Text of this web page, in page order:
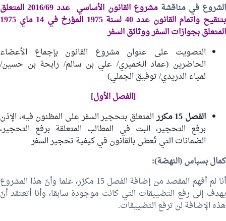
الشروع في مناقشة
مشروع القانون الأساسي عدد 2016/69 المتعلق
بتنقيح واتمام القانون عدد 40 لسنة 1975 المؤرخ في 14 ماي 1975
المتعلق بجوازات السفر ووثائق السفر
التصويت على عنوان مشروع القانون بإجماع الأعضاء
الحاضرين (عماد الخميري/ علي بن سالم/ رابحة بن حسين/
لمياء الدريدي/توفيق الجملي)
[الفصل الأول]
الفصل 15 مكرر
المتعلق بتحجير السفر على المظنون فيه، الإذن
برفع التحجير، البت في المطالب المتعلقة برفع التحجير،
الضمانات التي تُعطى بالقانون في كيفية تحجير السفر
كمال بسباس (النهضة):
أنا لم أفهم المقصد من إضافة الفصل 15 مكرّر، علما وأنّ هذا المشروع
يهدف إلى رفع التضييقات التي كانت موجودة سابقا، وأنا أتعتقد أنّ
هذه الإضافة لن ترفع التضييقات.